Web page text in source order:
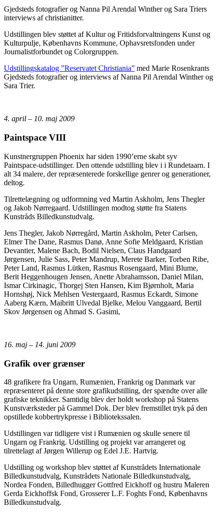
Gjedsteds fotografier og Nanna Pil Arendal Winther og Sara Triers
interviews af christianitter.
Udstillingen blev støttet af Kultur og Fritidsforvaltningens Kunst og
Kulturpulje, Københavns Kommune, Ophavsretsfonden under
Journalistforbundet og Colorgruppen.
Udstillingskatalog ”Reservatet Christiania” med Marie Rosenkrants
Gjedsteds fotografier og interviews af Nanna Pil Arendal Winther og
Sara Trier.
4. april – 10. maj 2009
Paintspace VIII
Kunstnergruppen Phoenix har siden 1990’erne skabt syv
Paintspace-udstillinger. Den ottende udstilling blev i i Rundetaarn. I
alt 34 malere, der repræsenterede forskellige genrer og generationer,
deltog.
Tilrettelægning og udformning ved Martin Askholm, Jens Thegler
og Jakob Nørregaard. Udstillingen modtog støtte fra Statens
Kunstråds Billedkunstudvalg.
Jens Thegler, Jakob Nørregård, Martin Askholm, Peter Carlsen,
Elmer The Dane, Rasmus Danø, Anne Sofie Meldgaard, Kristian
Devantier, Malene Bach, Bodil Nielsen, Claus Handgaard
Jørgensen, Julie Sass, Peter Mandrup, Merete Barker, Torben Ribe,
Peter Land, Rasmus Lütken, Rasmus Rosengaard, Mini Blume,
Berit Heggenhougen Jensen, Anette Abrahamsson, Daniel Milan,
Ismar Cirkinagic, Thorgej Sten Hansen, Kim Bjørnholt, Maria
Hornshøj, Nick Mehlsen Vestergaard, Rasmus Eckardt, Simone
Aaberg Kærn, Maibritt Ulvedal Bjelke, Melou Vanggaard, Bertil
Skov Jørgensen og Ahmad S. Gasimi,
16. maj – 14. juni 2009
Grafik over grænser
48 grafikere fra Ungarn, Rumænien, Frankrig og Danmark var
repræsenteret på denne store grafikudstilling, der spændte over alle
grafiske teknikker. Samtidig blev der holdt workshop på Statens
Kunstværksteder på Gammel Dok. Der blev fremstillet tryk på den
opstillede kobbertrykpresse i Bibliotekssalen.
Udstillingen var tidligere vist i Rumænien og skulle senere til
Ungarn og Frankrig. Udstilling og projekt var arrangeret og
tilrettelagt af Jørgen Willerup og Edel J.E. Hartvig.
Udstilling og workshop blev støttet af Kunstrådets Internationale
Billedkunstudvalg, Kunstrådets Nationale Billedkunstudvalg,
Nordea Fonden, Billedhugger Gottfred Eickhoff og hustru Maleren
Gerda Eickhoffsk Fond, Grosserer L.F. Foghts Fond, Københavns
Billedkunstudvalg.